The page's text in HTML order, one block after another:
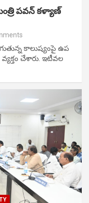
పవన్ కళ్యాణ్
కాలుష్యంపై ఉప
చేశారు. ఇటీవల